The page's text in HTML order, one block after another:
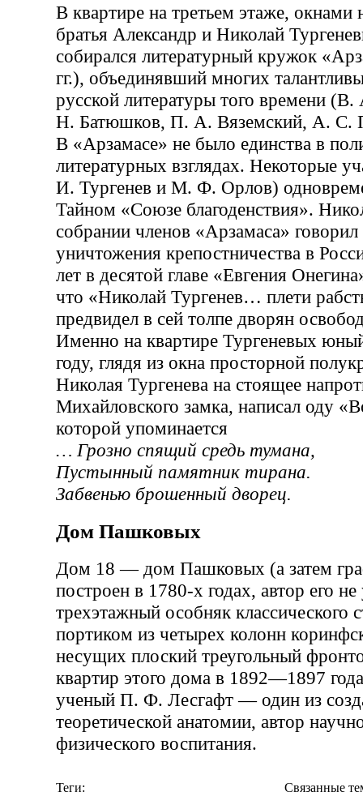
В квартире на третьем этаже,
братья Александр и Николай
собирался литературный кружок
гг.), объединявший многих
русской литературы того времени
Н. Батюшков, П. А. Вяземский, А. С.
В «Арзамасе» не было единства в
литературных взглядах. Некоторые
И. Тургенев и М. Ф. Орлов)
Тайном «Союзе благоденствия».
собрании членов «Арзамаса»
уничтожения крепостничества в
лет в десятой главе «Евгения
что «Николай Тургенев… плети
предвидел в сей толпе дворян
Именно на квартире Тургеневых
году, глядя из окна просторной
Николая Тургенева на стоящее
Михайловского замка, написал оду
которой упоминается
… Грозно спящий средь тумана,
Пустынный памятник тирана.
Забвенью брошенный дворец.
Дом Пашковых
Дом 18 — дом Пашковых (а затем
построен в 1780-х годах, автор его
трехэтажный особняк классического
портиком из четырех колонн
несущих плоский треугольный
квартир этого дома в 1892—1897
ученый П. Ф. Лесгафт — один из
теоретической анатомии, автор
физического воспитания.
Теги:
Связанные